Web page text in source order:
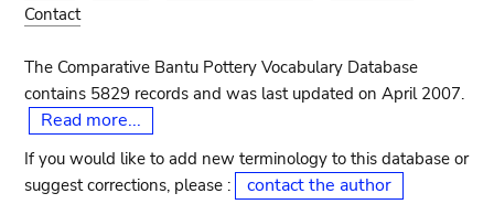
Contact
The Comparative Bantu Pottery Vocabulary Database
contains 5829 records and was last updated on April 2007.
Read more...
If you would like to add new terminology to this database or
suggest corrections, please :
contact the author